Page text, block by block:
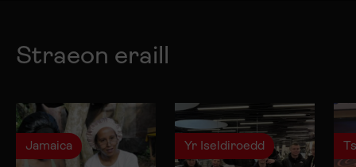
Straeon eraill
Jamaica Yr Iseldiroedd